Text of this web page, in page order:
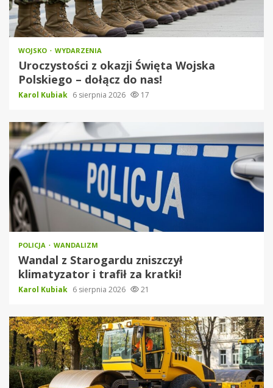
WOJSKO WYDARZENIA
Uroczystości z okazji Święta Wojska
Polskiego – dołącz do nas!
Karol Kubiak 6 sierpnia 2026 17
POLICJA WANDALIZM
Wandal z Starogardu zniszczył
klimatyzator i trafił za kratki!
Karol Kubiak 6 sierpnia 2026 21